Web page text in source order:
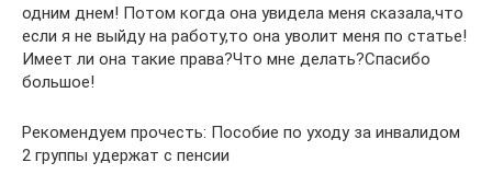
одним днем! Потом когда она увидела меня сказала,что
если я не выйду на работу,то она уволит меня по статье!
Имеет ли она такие права?Что мне делать?Спасибо
большое!
Рекомендуем прочесть: Пособие по уходу за инвалидом
2 группы удержат с пенсии